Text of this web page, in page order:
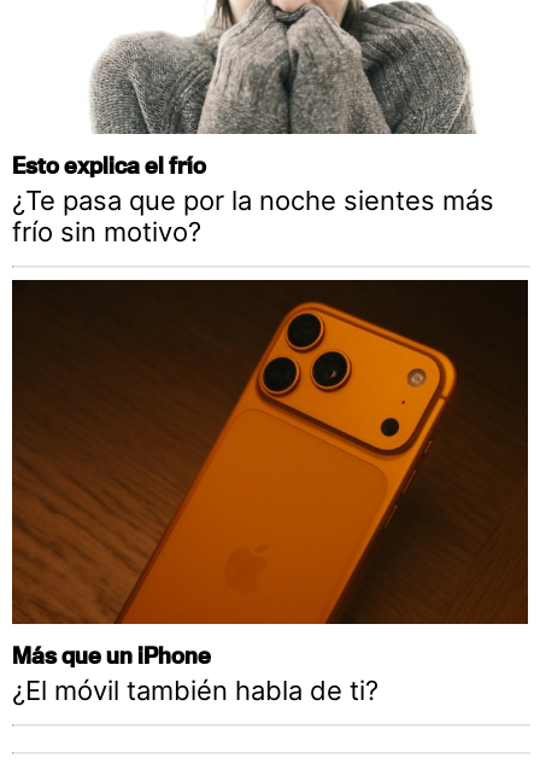
Esto explica el frío
¿Te pasa que por la noche sientes más
frío sin motivo?
Más que un iPhone
¿El móvil también habla de ti?